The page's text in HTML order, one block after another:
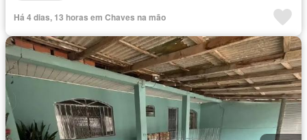
Há 4 dias, 13 horas em Chaves na mão